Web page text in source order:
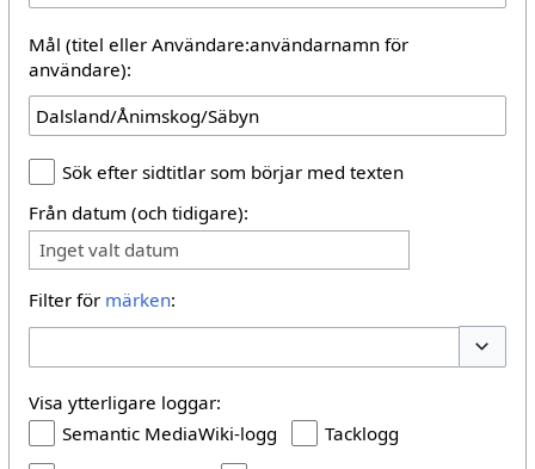
Mål (titel eller Användare:användarnamn för
användare):
Sök efter sidtitlar som börjar med texten
Från datum (och tidigare):
Inget valt datum
Filter för märken:
Visa ytterligare loggar:
Semantic MediaWiki-logg
Tacklogg